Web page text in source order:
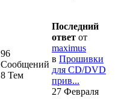
96
Сообщений
8 Тем
Последний
ответ от
maximus
в Прошивки
для CD/DVD
прив...
27 Февраля